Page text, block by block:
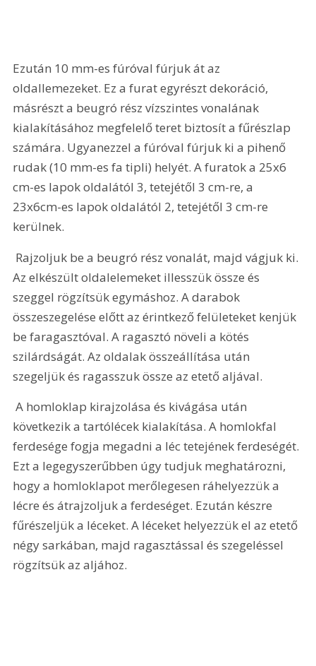
Ezután 10 mm-es fúróval fúrjuk át az
oldallemezeket. Ez a furat egyrészt dekoráció,
másrészt a beugró rész vízszintes vonalának
kialakításához megfelelő teret biztosít a fűrészlap
számára. Ugyanezzel a fúróval fúrjuk ki a pihenő
rudak (10 mm-es fa tipli) helyét. A furatok a 25x6
cm-es lapok oldalától 3, tetejétől 3 cm-re, a
23x6cm-es lapok oldalától 2, tetejétől 3 cm-re
kerülnek.
Az elkészült oldalelemeket illesszük össze és
szeggel rögzítsük egymáshoz. A darabok
összeszegelése előtt az érintkező felületeket kenjük
be faragasztóval. A ragasztó növeli a kötés
szilárdságát. Az oldalak összeállítása után
szegeljük és ragasszuk össze az etető aljával.
A homloklap kirajzolása és kivágása után
következik a tartólécek kialakítása. A homlokfal
ferdesége fogja megadni a léc tetejének ferdeségét.
Ezt a legegyszerűbben úgy tudjuk meghatározni,
hogy a homloklapot merőlegesen ráhelyezzük a
lécre és átrajzoljuk a ferdeséget. Ezután készre
fűrészeljük a léceket. A léceket helyezzük el az etető
négy sarkában, majd ragasztással és szegeléssel
rögzítsük az aljához.